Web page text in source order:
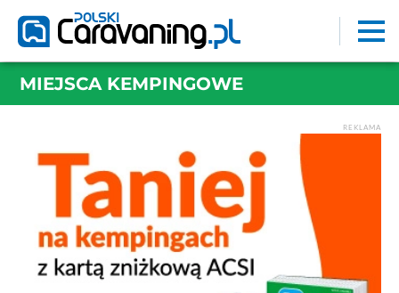
MIEJSCA KEMPINGOWE
REKLAMA